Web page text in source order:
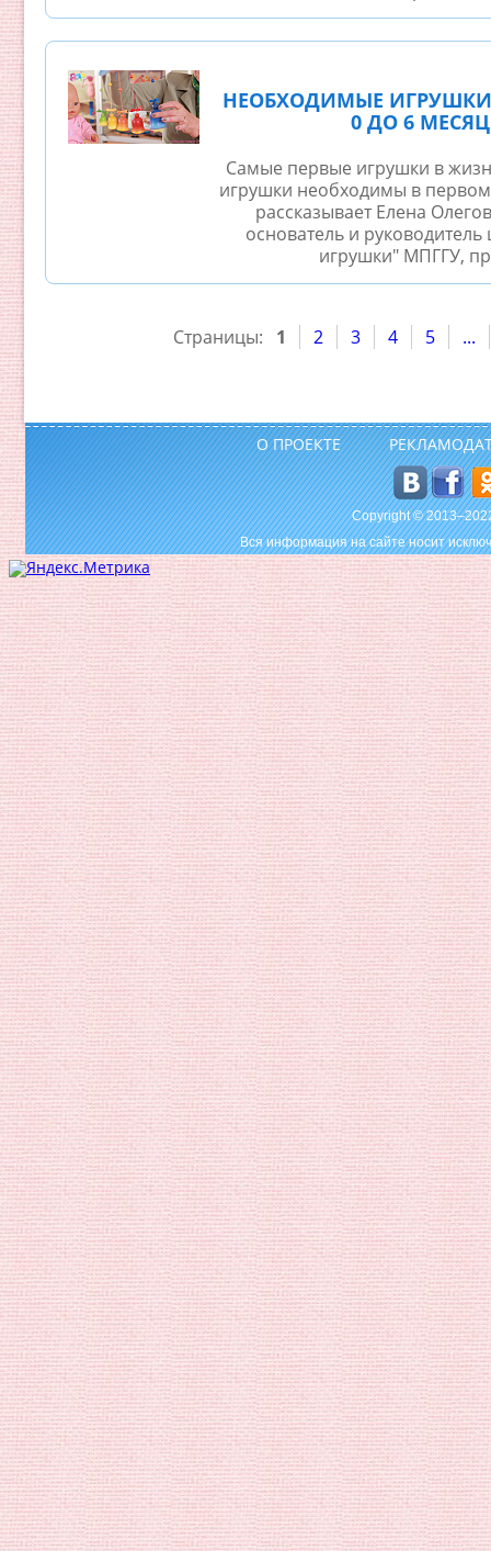
НЕОБХОДИМЫЕ ИГРУШКИ
0 ДО 6
Самые первые игрушки в
игрушки необходимы в
рассказывает Елена
основатель и
игрушки" МПГГУ,
Страницы: 1 2 3 4 5 ...
О ПРОЕКТЕ
Copyright ©
Вся информация на сайте носит